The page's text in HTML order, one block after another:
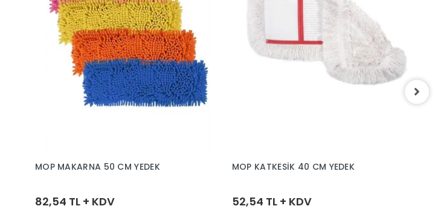
MOP MAKARNA 50 CM YEDEK
82,54 TL + KDV
MOP KATKESİK 40 CM YEDEK
52,54 TL + KDV